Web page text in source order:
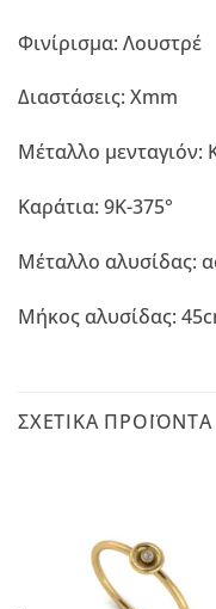
Φινίρισμα: Λουστρέ
Διαστάσεις: Χmm
Μέταλλο μενταγιόν:
Καράτια: 9Κ-375°
Μέταλλο αλυσίδας:
Μήκος αλυσίδας:
ΣΧΕΤΙΚΆ ΠΡΟΪΌΝΤΑ